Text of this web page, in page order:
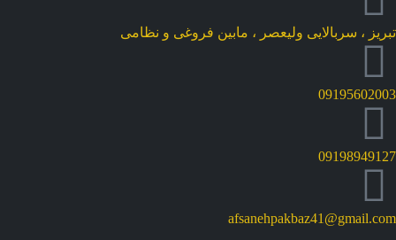
تبریز ، سربالایی ولیعصر ، مابین فروغی و نظامی
09195602003
09198949127
afsanehpakbaz41@gmail.com